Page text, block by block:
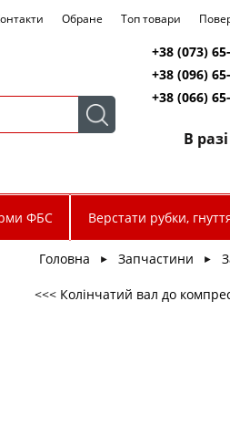
Обране Топ товари
+38 (073)
+38 (096)
+38 (066)
В
ФБС Верстати рубки,
Головна ► Запчастини ►
<<< Колінчатий вал до